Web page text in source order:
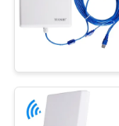
ขอ
ใบ
เสนอเราเ